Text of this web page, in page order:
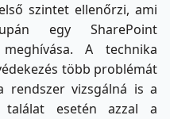
szintet ellenőrzi, ami
egy SharePoint
A technika
több problémát
rendszer vizsgálná is a
találat esetén azzal a